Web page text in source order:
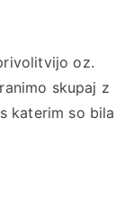
oz.
skupaj z
katerim so bila